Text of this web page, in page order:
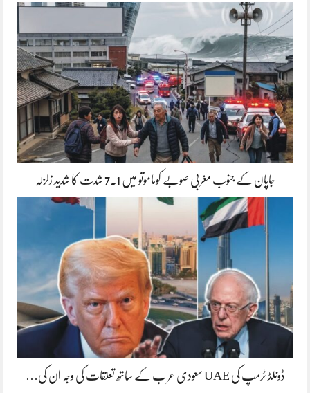
جاپان کے جنوب مغربی صوبے کوماموتو میں 7.1 شدت کا شدید زلزلہ
ڈونلڈ ٹرمپ کی UAE سعودی عر ب کے ساتھ تعلقات کی وجہ ان کی…